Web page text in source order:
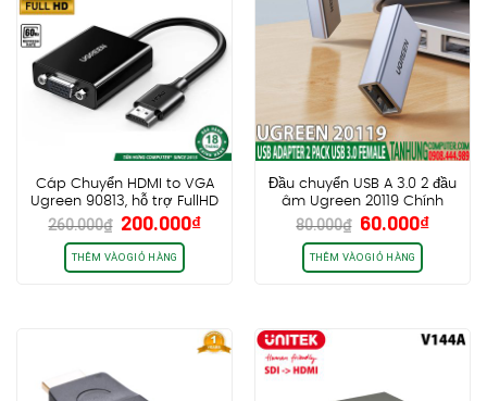
Cáp Chuyển HDMI to VGA
Ugreen 90813, hỗ trợ FullHD
1080P@60Hz, Trợ nguồn
cổng USB-C
260.000₫ Giá
gốc
là:
260.000₫.
200.000₫Giá
THÊM VÀO GIỎ HÀNG
Đầu chuyển USB A 3.0 2 đầu
âm Ugreen 20119 Chính
hãng cao cấp
80.000₫ Giá
gốc
là:
80.000₫.
60.000₫Giá
THÊM VÀO GIỎ HÀNG